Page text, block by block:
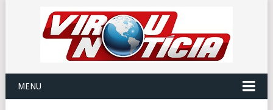
MENU